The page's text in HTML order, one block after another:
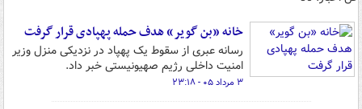
خانه «بن گویر» هدف حمله پهپادی قرار گرفت
رسانه عبری از سقوط یک پهپاد در نزدیکی منزل وزیر
امنیت داخلی رژیم صهیونیستی خبر داد.
۳ مرداد ۰۵ - ۲۳:۱۸